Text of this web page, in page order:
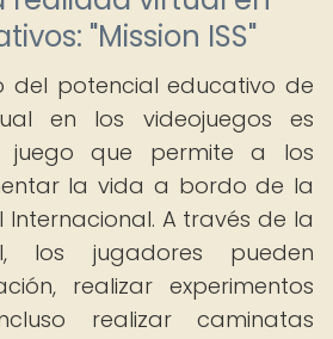
"Mission ISS"
del potencial educativo de
en los videojuegos es
juego que permite a los
la vida a bordo de la
Internacional. A través de la
los jugadores pueden
realizar experimentos
realizar caminatas